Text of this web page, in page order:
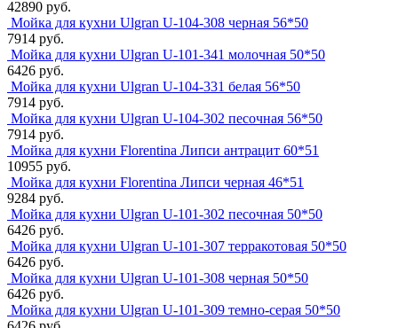
42890 руб.
Мойка для кухни Ulgran U-104-308 черная 56*50
7914 руб.
Мойка для кухни Ulgran U-101-341 молочная 50*50
6426 руб.
Мойка для кухни Ulgran U-104-331 белая 56*50
7914 руб.
Мойка для кухни Ulgran U-104-302 песочная 56*50
7914 руб.
Мойка для кухни Florentina Липси антрацит 60*51
10955 руб.
Мойка для кухни Florentina Липси черная 46*51
9284 руб.
Мойка для кухни Ulgran U-101-302 песочная 50*50
6426 руб.
Мойка для кухни Ulgran U-101-307 терракотовая 50*50
6426 руб.
Мойка для кухни Ulgran U-101-308 черная 50*50
6426 руб.
Мойка для кухни Ulgran U-101-309 темно-серая 50*50